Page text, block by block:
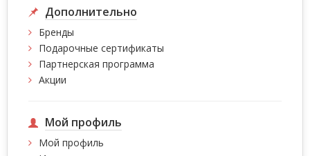
Дополнительно
Бренды
Подарочные сертификаты
Партнерская программа
Акции
Мой профиль
Мой профиль